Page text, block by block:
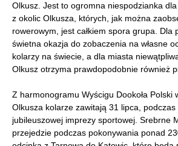
Olkusz. Jest to ogromna niespodzianka
z okolic Olkusza, których, jak można
rowerowym, jest całkiem spora grupa. Dla
świetna okazja do zobaczenia na własne
kolarzy na świecie, a dla miasta
Olkusz otrzyma prawdopodobnie również
Z harmonogramu Wyścigu Dookoła Polski
Olkusza kolarze zawitają 31 lipca,
jubileuszowej imprezy sportowej. Srebrne
przejedzie podczas pokonywania ponad